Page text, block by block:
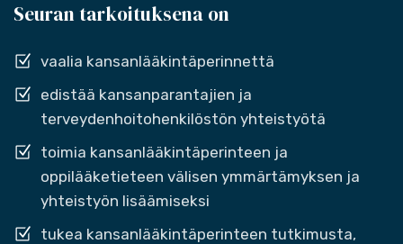
Seuran tarkoituksena on
vaalia kansanlääkintäperinnettä
edistää kansanparantajien ja
terveydenhoitohenkilöstön yhteistyötä
toimia kansanlääkintäperinteen ja
oppilääketieteen välisen ymmärtämyksen ja
yhteistyön lisäämiseksi
tukea kansanlääkintäperinteen tutkimusta,